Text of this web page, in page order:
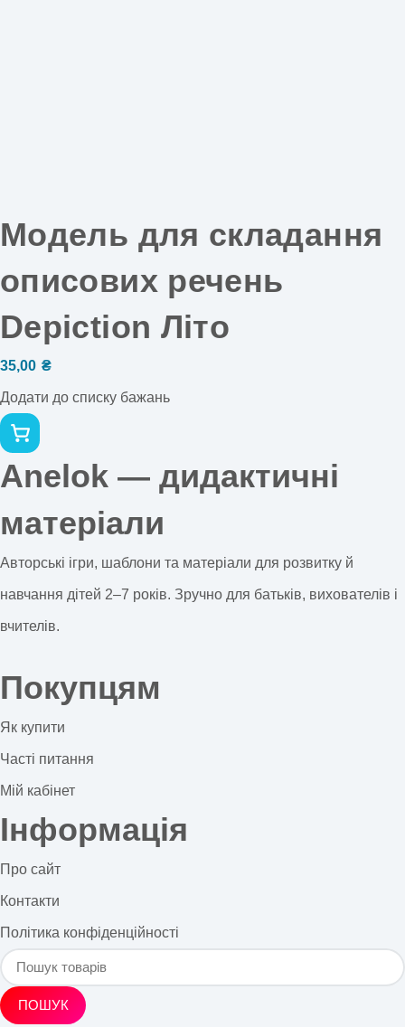
Модель для складання
описових речень
Depiction Літо
35,00 ₴
Додати до списку бажань
Anelok — дидактичні
матеріали
Авторські ігри, шаблони та матеріали для розвитку й
навчання дітей 2–7 років. Зручно для батьків, вихователів і
вчителів.
Покупцям
Як купити
Часті питання
Мій кабінет
Інформація
Про сайт
Контакти
Політика конфіденційності
ПОШУК